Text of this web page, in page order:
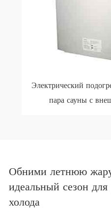
Электрический
пара сауны с
Обними летнюю
идеальный сезон
холода